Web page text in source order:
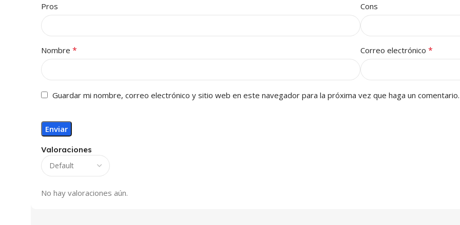
Valoraciones
No hay valoraciones aún.
Pros Cons
Nombre * Correo electrónico *
Guardar mi nombre, correo electrónico y sitio web en este navegador para la próxima vez que haga un comentario.